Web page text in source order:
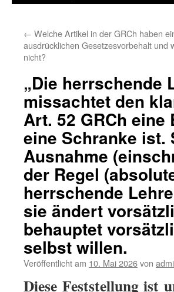
← Welche Artikel in der GRCh haben
ausdrücklichen Gesetzesvorbehalt und
nicht?
„Die herrschende
missachtet den
Art. 52 GRCh
eine Schranke ist.
Ausnahme
der Regel
herrschende
sie ändert
behauptet
selbst willen.
Veröffentlicht am 10. Mai 2026von
Diese Feststellung ist